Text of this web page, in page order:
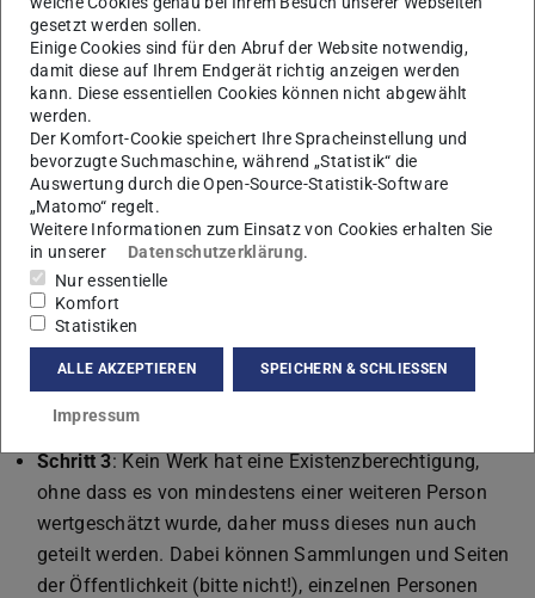
anklicken. Wird das Menü geöffnet, kann man neben den
großen – oben genannten – Menüpunkten² auch die
Unterpunkte dazu finden.
Angenommen du bist nun motiviert und möchtest dein
erstes Portfolio erstellen, so kannst du dabei wie
folgt vorgehen:
Schritt 1
: Erstelle zuerst eine Seite. Diese kannst du
dann mit deinem Inhalt füllen, wobei du neben
einfachen Textfeldern auch Dateien einbinden kannst.
Schritt 2: Nachdem du mehrere Seiten erstellst hast, die
zusammen gehören, kannst du diese in einer
Sammlung sammeln. Eine Sammlung erstellst du an
dem selben Ort, an dem du Seiten ins Leben rufst.
Schritt 3: Kein Werk hat eine Existenzberechtigung,
ohne dass es von mindestens einer weiteren Person
wertgeschätzt wurde, daher muss dieses nun auch
geteilt werden. Dabei können Sammlungen und Seiten
der Öffentlichkeit (bitte nicht!), einzelnen Personen
gesetzt werden sollen.
Einige Cookies sind für den Abruf der Website notwendig,
damit diese auf Ihrem Endgerät richtig anzeigen werden
kann. Diese essentiellen Cookies können nicht abgewählt
werden.
Der Komfort-Cookie speichert Ihre Spracheinstellung und
bevorzugte Suchmaschine, während „Statistik“ die
Auswertung durch die Open-Source-Statistik-Software
„Matomo“ regelt.
Weitere Informationen zum Einsatz von Cookies erhalten Sie
in unserer
Datenschutzerklärung.
Nur essentielle
Komfort
Statistiken
ALLE AKZEPTIEREN SPEICHERN & SCHLIESSEN
Impressum